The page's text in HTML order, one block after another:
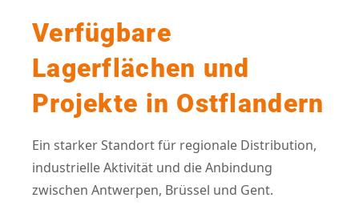
Verfügbare
Lagerflächen und
Projekte in Ostflandern
Ein starker Standort für regionale Distribution,
industrielle Aktivität und die Anbindung
zwischen Antwerpen, Brüssel und Gent.